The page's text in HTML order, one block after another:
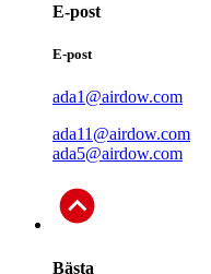
E-post
E-post
ada1@airdow.com
ada11@airdow.com
ada5@airdow.com
Bästa